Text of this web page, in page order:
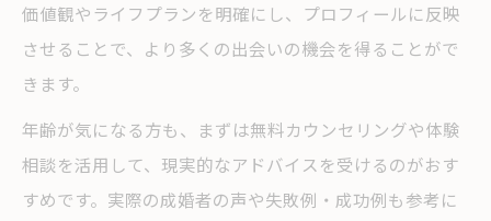
価値観やライフプランを明確にし、プロフィールに反映
させることで、より多くの出会いの機会を得ることがで
きます。
年齢が気になる方も、まずは無料カウンセリングや体験
相談を活用して、現実的なアドバイスを受けるのがおす
すめです。実際の成婚者の声や失敗例・成功例も参考に